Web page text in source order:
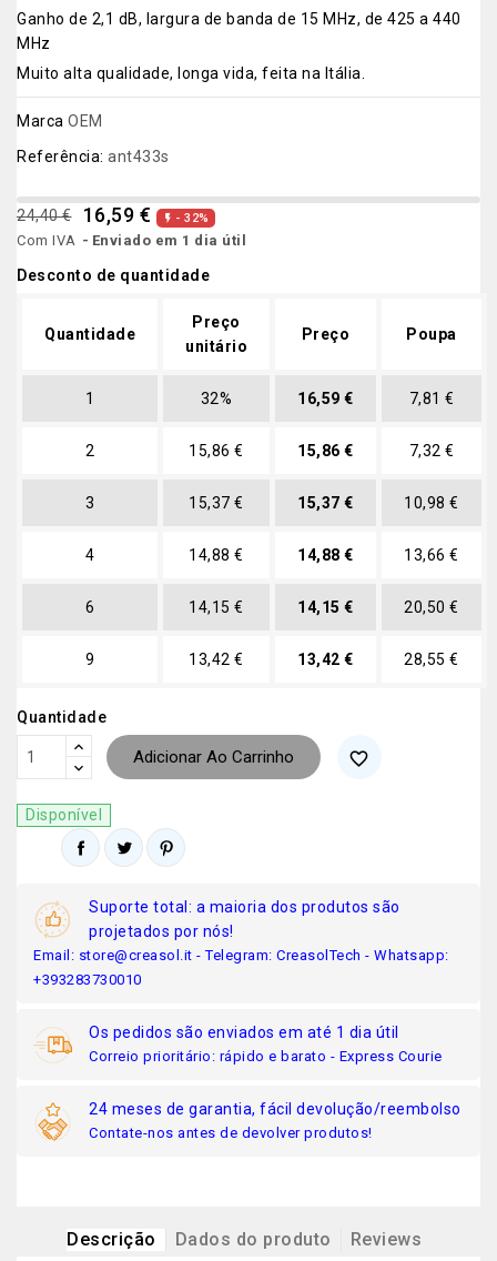
Ganho de 2,1 dB, largura de banda de 15 MHz, de 425 a 440
MHz
Muito alta qualidade, longa vida, feita na Itália.
Marca OEM
Referência: ant433s
24,40 € 16,59 €  - 32%
Com IVA Enviado em 1 dia útil
Desconto de quantidade
Quantidade
Preço
unitário
Preço Poupa
1 32% 16,59 € 7,81 €
2 15,86 € 15,86 € 7,32 €
3 15,37 € 15,37 € 10,98 €
4 14,88 € 14,88 € 13,66 €
6 14,15 € 14,15 € 20,50 €
9 13,42 € 13,42 € 28,55 €
Quantidade
Adicionar Ao Carrinho favorite_border
Disponível
Suporte total: a maioria dos produtos são
projetados por nós!
Email: store@creasol.it - Telegram: CreasolTech - Whatsapp:
+393283730010
Os pedidos são enviados em até 1 dia útil
Correio prioritário: rápido e barato - Express Courie
24 meses de garantia, fácil devolução/reembolso
Contate-nos antes de devolver produtos!
Descrição Dados do produto Reviews